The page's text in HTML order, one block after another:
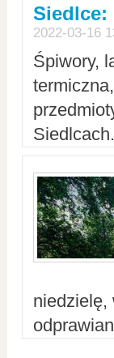
Siedlce:
2022-03-16
Śpiwory,
Siedlcach.
niedzielę,